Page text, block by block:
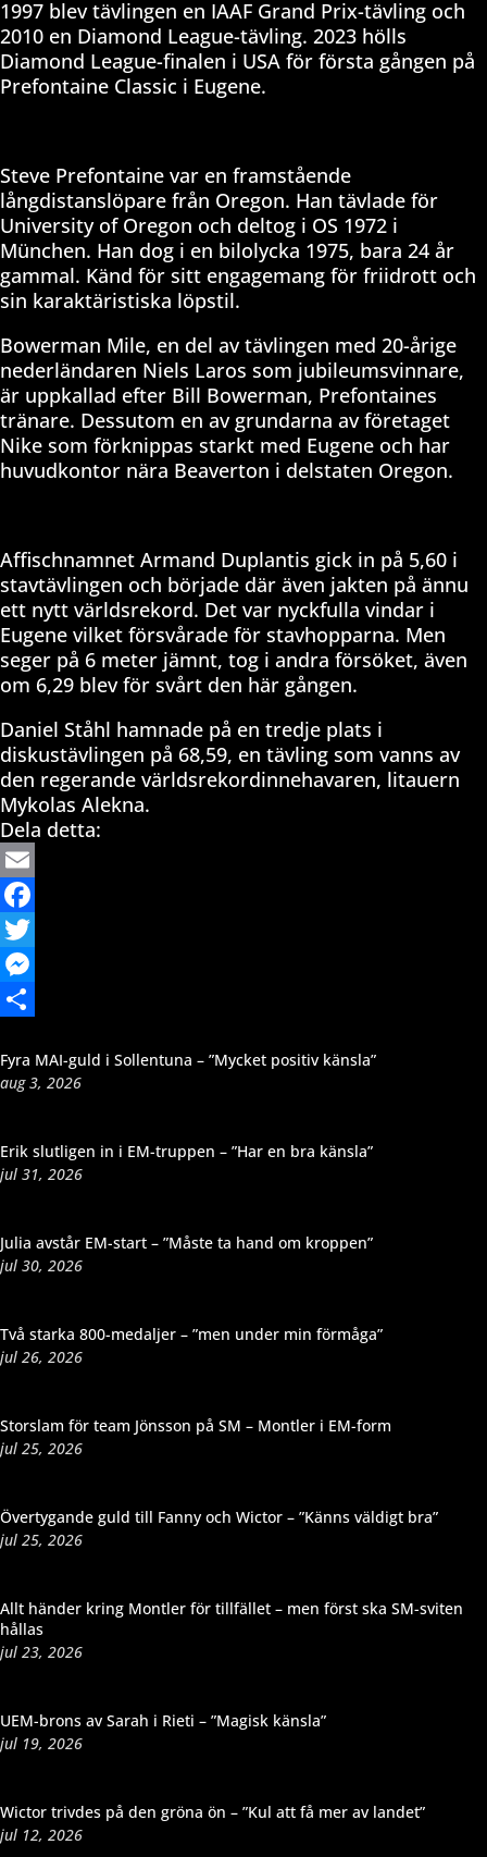
1997 blev tävlingen en IAAF Grand Prix-tävling och
2010 en Diamond League-tävling. 2023 hölls
Diamond League-finalen i USA för första gången på
Prefontaine Classic i Eugene.
Steve Prefontaine var en framstående
långdistanslöpare från Oregon. Han tävlade för
University of Oregon och deltog i OS 1972 i
München. Han dog i en bilolycka 1975, bara 24 år
gammal. Känd för sitt engagemang för friidrott och
sin karaktäristiska löpstil.
Bowerman Mile, en del av tävlingen med 20-årige
nederländaren Niels Laros som jubileumsvinnare,
är uppkallad efter Bill Bowerman, Prefontaines
tränare. Dessutom en av grundarna av företaget
Nike som förknippas starkt med Eugene och har
huvudkontor nära Beaverton i delstaten Oregon.
Affischnamnet Armand Duplantis gick in på 5,60 i
stavtävlingen och började där även jakten på ännu
ett nytt världsrekord. Det var nyckfulla vindar i
Eugene vilket försvårade för stavhopparna. Men
seger på 6 meter jämnt, tog i andra försöket, även
om 6,29 blev för svårt den här gången.
Daniel Ståhl hamnade på en tredje plats i
diskustävlingen på 68,59, en tävling som vanns av
den regerande världsrekordinnehavaren, litauern
Mykolas Alekna.
Dela detta:
Email
Facebook
Twitter
Messenger
Fyra MAI-guld i Sollentuna – ”Mycket positiv känsla”
aug 3, 2026
Erik slutligen in i EM-truppen – ”Har en bra känsla”
jul 31, 2026
Julia avstår EM-start – ”Måste ta hand om kroppen”
jul 30, 2026
Två starka 800-medaljer – ”men under min förmåga”
jul 26, 2026
Storslam för team Jönsson på SM – Montler i EM-form
jul 25, 2026
Övertygande guld till Fanny och Wictor – ”Känns väldigt bra”
jul 25, 2026
Allt händer kring Montler för tillfället – men först ska SM-sviten
hållas
jul 23, 2026
UEM-brons av Sarah i Rieti – ”Magisk känsla”
jul 19, 2026
Wictor trivdes på den gröna ön – ”Kul att få mer av landet”
jul 12, 2026